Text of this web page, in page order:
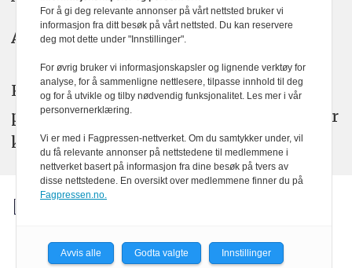
Abonnement:kom24@watchmedia.no
KOM24 arbeider etter Vær Varsom-
plakatens regler for god presseskikk. Her
kan du lese mer omPFUsarbeid.
For å gi deg relevante annonser på vårt nettsted bruker vi
informasjon fra ditt besøk på vårt nettsted. Du kan reservere
deg mot dette under "Innstillinger".
For øvrig bruker vi informasjonskapsler og lignende verktøy for
analyse, for å sammenligne nettlesere, tilpasse innhold til deg
og for å utvikle og tilby nødvendig funksjonalitet. Les mer i vår
personvernerklæring.
Vi er med i Fagpressen-nettverket. Om du samtykker under, vil
du få relevante annonser på nettstedene til medlemmene i
nettverket basert på informasjon fra dine besøk på tvers av
disse nettstedene. En oversikt over medlemmene finner du på
Fagpressen.no.
Avvis alle Godta valgte Innstillinger